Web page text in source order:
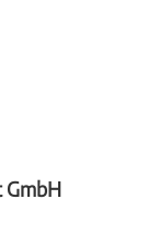
GmbH